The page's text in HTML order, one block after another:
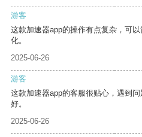
游客
这款加速器app的操作有点复杂，可
化。
2025-06-26
游客
这款加速器app的客服很贴心，遇到
好。
2025-06-26